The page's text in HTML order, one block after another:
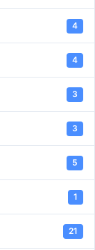
4
4
3
3
5
1
21